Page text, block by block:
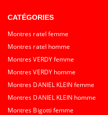
CATÉGORIES
Montres ratel femme
Montres ratel homme
Montres VERDY femme
Montres VERDY homme
Montres DANIEL KLEIN femme
Montres DANIEL KLEIN homme
Montres Bigotti femme